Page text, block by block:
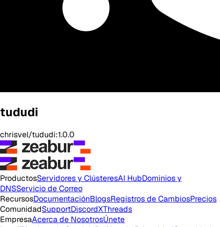
tududi
chrisvel/tududi:1.0.0
ProductosServidores y ClústeresAI HubDominios y
DNSServicio de Correo
RecursosDocumentaciónBlogsRegistros de CambiosPrecios
ComunidadSupportDiscordXThreads
EmpresaAcerca de NosotrosÚnete